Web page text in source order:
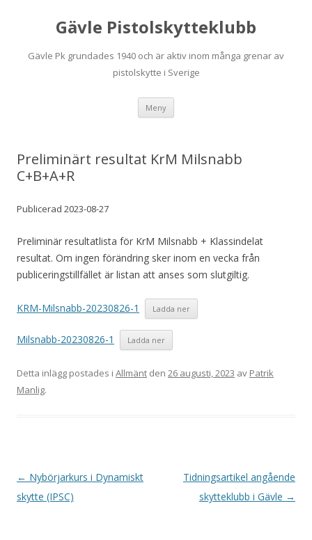
Gävle Pistolskytteklubb
Gävle Pk grundades 1940 och är aktiv inom många grenar av
pistolskytte i Sverige
Meny
Preliminärt resultat KrM Milsnabb
C+B+A+R
Publicerad 2023-08-27
Preliminär resultatlista för KrM Milsnabb + Klassindelat
resultat. Om ingen förändring sker inom en vecka från
publiceringstillfället är listan att anses som slutgiltig.
KRM-Milsnabb-20230826-1 Ladda ner
Milsnabb-20230826-1 Ladda ner
Detta inlägg postades i Allmänt den 26 augusti, 2023 av Patrik
Manlig.
I
n
← Nybörjarkurs i Dynamiskt
skytte (IPSC)
Tidningsartikel angående
skytteklubb i Gävle →